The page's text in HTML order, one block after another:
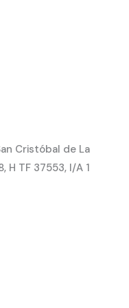
Cristóbal de La
H TF 37553, I/A 1